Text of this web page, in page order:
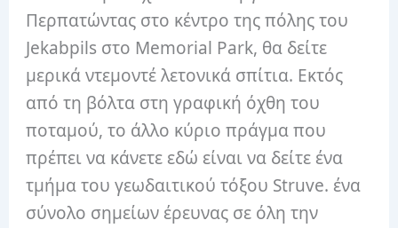
Περπατώντας στο κέντρο της πόλης του
Jekabpils στο Memorial Park, θα δείτε
μερικά ντεμοντέ λετονικά σπίτια. Εκτός
από τη βόλτα στη γραφική όχθη του
ποταμού, το άλλο κύριο πράγμα που
πρέπει να κάνετε εδώ είναι να δείτε ένα
τμήμα του γεωδαιτικού τόξου Struve. ένα
σύνολο σημείων έρευνας σε όλη την